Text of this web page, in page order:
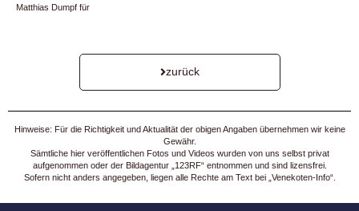
Matthias Dumpf für
zurück
Hinweise: Für die Richtigkeit und Aktualität der obigen Angaben übernehmen wir keine
Gewähr.
Sämtliche hier veröffentlichen Fotos und Videos wurden von uns selbst privat
aufgenommen oder der Bildagentur „123RF“ entnommen und sind lizensfrei.
Sofern nicht anders angegeben, liegen alle Rechte am Text bei „Venekoten-Info“.